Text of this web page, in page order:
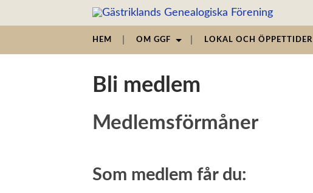
Gästriklands
Genealogiska
Förening
GGF
HEM OM GGF LOKAL OCH ÖPPETTIDER
Bli medlem
Medlemsförmåner
Som medlem får du: